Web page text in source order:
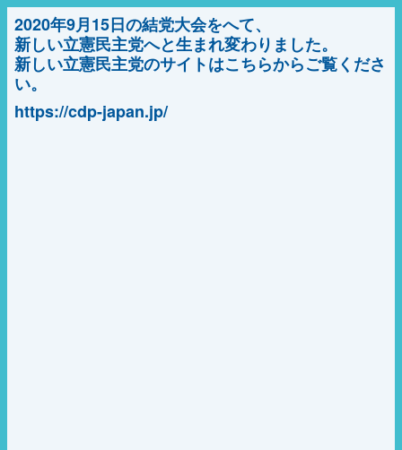
2020年9月15日の結党大会をへて、
新しい立憲民主党へと生まれ変わりました。
新しい立憲民主党のサイトはこちらからご覧くださ
い。
https://cdp-japan.jp/